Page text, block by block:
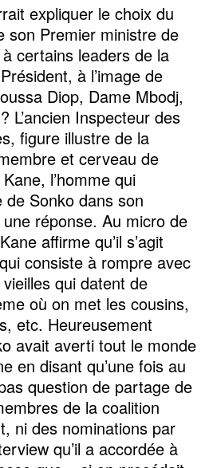
expliquer le choix du
son Premier ministre de
certains leaders de la
à l’image de
Diop, Dame Mbodj,
L’ancien Inspecteur des
figure illustre de la
et cerveau de
l’homme qui
de Sonko dans son
réponse. Au micro de
affirme qu’il s’agit
consiste à rompre avec
qui datent de
où on met les cousins,
etc. Heureusement
avait averti tout le monde
en disant qu’une fois au
question de partage de
de la coalition
ni des nominations par
qu’il a accordée à